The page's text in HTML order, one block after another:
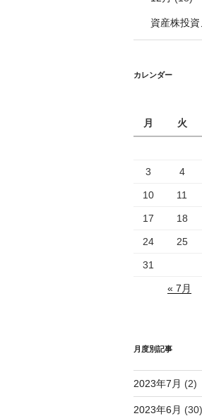
資産株投資
カレンダー
月
火
3 4
10 11
17 18
24 25
31
« 7月
月度別記事
2023年7月 (2)
2023年6月 (30)